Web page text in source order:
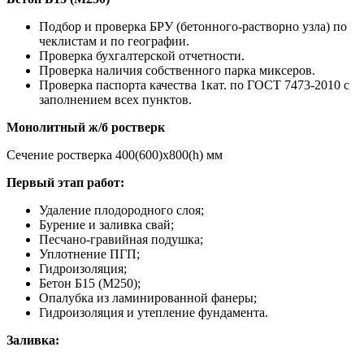
Подбор и проверка БРУ (бетонного-растворно узла) по
чеклистам и по географии.
Проверка бухгалтерской отчетности.
Проверка наличия собственного парка миксеров.
Проверка паспорта качества 1кат. по ГОСТ 7473-2010 с
заполнением всех пунктов.
Монолитный ж/б ростверк
Сечение ростверка 400(600)х800(h) мм
Первый этап работ:
Удаление плодородного слоя;
Бурение и заливка свай;
Песчано-гравийная подушка;
Уплотнение ПГП;
Гидроизоляция;
Бетон Б15 (М250);
Опалубка из ламинированной фанеры;
Гидроизоляция и утепление фундамента.
Заливка: